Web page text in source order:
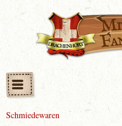
Schmiedewaren